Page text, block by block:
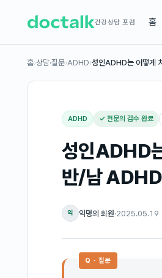
건강상담 포럼 홈
홈›상담·질문›ADHD›성인ADHD는 어떻게
ADHD ✓ 전문의 검수 완료
성인ADHD
반/남
익 익명의 회원·2025.05.19
Q · 질문